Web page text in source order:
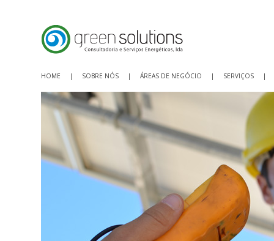
HOME | SOBRE NÓS | ÁREAS DE NEGÓCIO | SERVIÇOS |